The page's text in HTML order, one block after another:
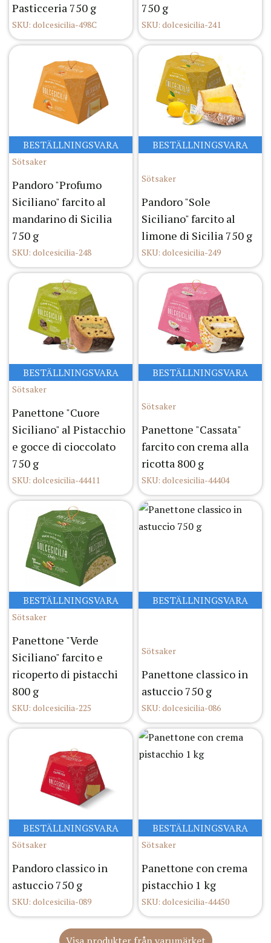
Pasticceria 750 g
SKU: dolcesicilia-498C
750 g
SKU: dolcesicilia-241
BESTÄLLNINGSVARA
Sötsaker
Pandoro "Profumo
Siciliano" farcito al
mandarino di Sicilia
750 g
SKU: dolcesicilia-248
BESTÄLLNINGSVARA
Sötsaker
Pandoro "Sole
Siciliano" farcito al
limone di Sicilia 750 g
SKU: dolcesicilia-249
BESTÄLLNINGSVARA
Sötsaker
Panettone "Cuore
Siciliano" al Pistacchio
e gocce di cioccolato
750 g
SKU: dolcesicilia-44411
BESTÄLLNINGSVARA
Sötsaker
Panettone "Cassata"
farcito con crema alla
ricotta 800 g
SKU: dolcesicilia-44404
BESTÄLLNINGSVARA
Sötsaker
Panettone "Verde
Siciliano" farcito e
ricoperto di pistacchi
800 g
SKU: dolcesicilia-225
BESTÄLLNINGSVARA
Sötsaker
Panettone classico in
astuccio 750 g
SKU: dolcesicilia-086
BESTÄLLNINGSVARA
Sötsaker
Pandoro classico in
astuccio 750 g
SKU: dolcesicilia-089
BESTÄLLNINGSVARA
Sötsaker
Panettone con crema
pistacchio 1 kg
SKU: dolcesicilia-44450